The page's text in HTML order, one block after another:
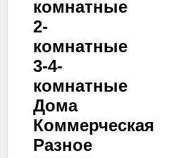
комнатные
2-
комнатные
3-4-
комнатные
Дома
Коммерческая
Разное